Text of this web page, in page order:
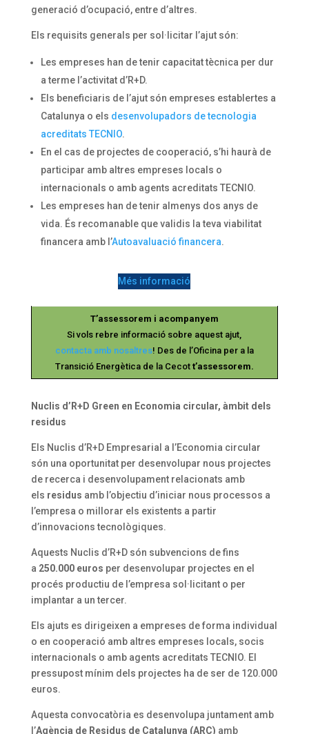
generació d’ocupació, entre d’altres.
Els requisits generals per sol·licitar l’ajut són:
Les empreses han de tenir capacitat tècnica per dur
a terme l’activitat d’R+D.
Els beneficiaris de l’ajut són empreses establertes a
Catalunya o els desenvolupadors de tecnologia
acreditats TECNIO.
En el cas de projectes de cooperació, s’hi haurà de
participar amb altres empreses locals o
internacionals o amb agents acreditats TECNIO.
Les empreses han de tenir almenys dos anys de
vida. És recomanable que validis la teva viabilitat
financera amb l’Autoavaluació financera.
Més informació
T’assessorem i acompanyem
Si vols rebre informació sobre aquest ajut,
contacta amb nosaltres! Des de l’Oficina per a la
Transició Energètica de la Cecot t’assessorem.
Nuclis d’R+D Green en Economia circular, àmbit dels
residus
Els Nuclis d’R+D Empresarial a l’Economia circular
són una oportunitat per desenvolupar nous projectes
de recerca i desenvolupament relacionats amb
els residus amb l’objectiu d’iniciar nous processos a
l’empresa o millorar els existents a partir
d’innovacions tecnològiques.
Aquests Nuclis d’R+D són subvencions de fins
a 250.000 euros per desenvolupar projectes en el
procés productiu de l’empresa sol·licitant o per
implantar a un tercer.
Els ajuts es dirigeixen a empreses de forma individual
o en cooperació amb altres empreses locals, socis
internacionals o amb agents acreditats TECNIO. El
pressupost mínim dels projectes ha de ser de 120.000
euros.
Aquesta convocatòria es desenvolupa juntament amb
l’Agència de Residus de Catalunya (ARC) amb